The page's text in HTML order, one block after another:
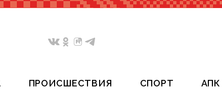
ПРОИСШЕСТВИЯ СПОРТ АПК